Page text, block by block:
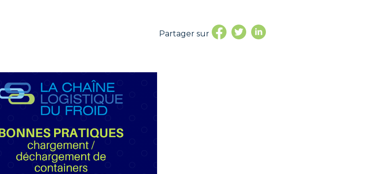
Partager sur